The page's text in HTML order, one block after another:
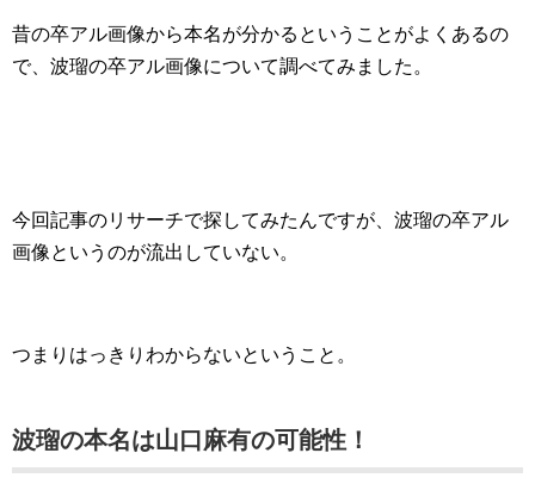
昔の卒アル画像から本名が分かるということがよくあるの
で、波瑠の卒アル画像について調べてみました。
今回記事のリサーチで探してみたんですが、波瑠の卒アル
画像というのが流出していない。
つまりはっきりわからないということ。
波瑠の本名は山口麻有の可能性！